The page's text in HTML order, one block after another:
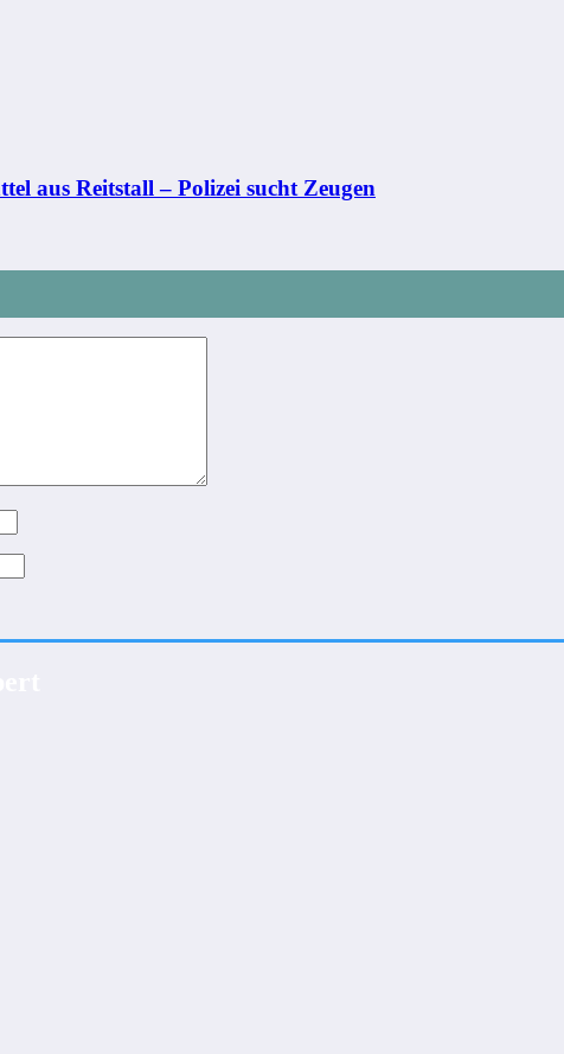
aus Reitstall – Polizei sucht Zeugen